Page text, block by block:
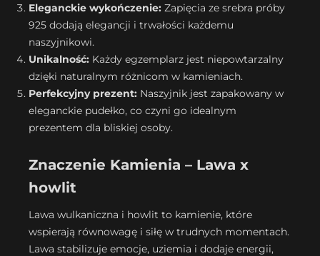
Eleganckie wykończenie: Zapięcia ze srebra próby
925 dodają elegancji i trwałości każdemu
naszyjnikowi.
Unikalność: Każdy egzemplarz jest niepowtarzalny
dzięki naturalnym różnicom w kamieniach.
Perfekcyjny prezent: Naszyjnik jest zapakowany w
eleganckie pudełko, co czyni go idealnym
prezentem dla bliskiej osoby.
Znaczenie Kamienia – Lawa x
howlit
Lawa wulkaniczna i howlit to kamienie, które
wspierają równowagę i siłę w trudnych momentach.
Lawa stabilizuje emocje, uziemia i dodaje energii,